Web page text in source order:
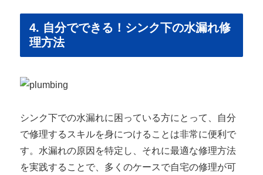
4. 自分でできる！シンク下の水漏れ修
理方法
シンク下での水漏れに困っている方にとって、自分
で修理するスキルを身につけることは非常に便利で
す。水漏れの原因を特定し、それに最適な修理方法
を実践することで、多くのケースで自宅の修理が可